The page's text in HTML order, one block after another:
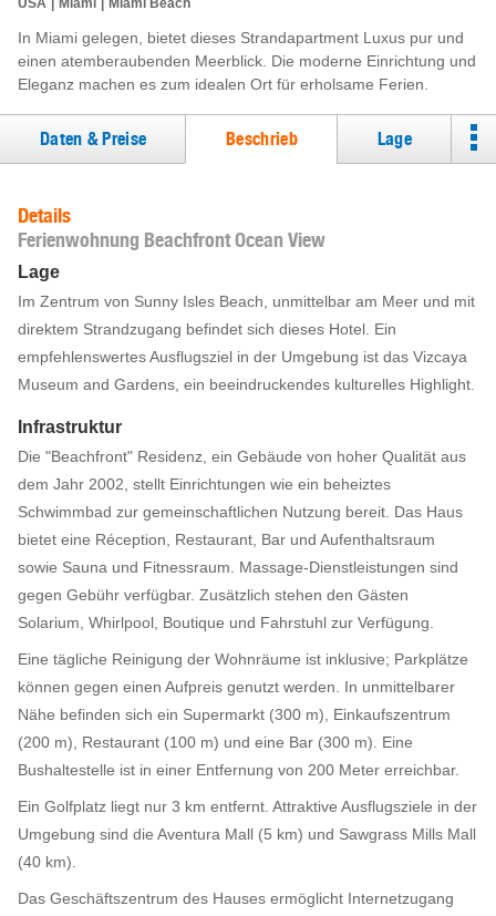
USA Miami Miami Beach
In Miami gelegen, bietet dieses Strandapartment Luxus pur und
einen atemberaubenden Meerblick. Die moderne Einrichtung und
Eleganz machen es zum idealen Ort für erholsame Ferien.
Daten & Preise Beschrieb Lage
Details
Ferienwohnung Beachfront Ocean View
Lage
Im Zentrum von Sunny Isles Beach, unmittelbar am Meer und mit
direktem Strandzugang befindet sich dieses Hotel. Ein
empfehlenswertes Ausflugsziel in der Umgebung ist das Vizcaya
Museum and Gardens, ein beeindruckendes kulturelles Highlight.
Infrastruktur
Die "Beachfront" Residenz, ein Gebäude von hoher Qualität aus
dem Jahr 2002, stellt Einrichtungen wie ein beheiztes
Schwimmbad zur gemeinschaftlichen Nutzung bereit. Das Haus
bietet eine Réception, Restaurant, Bar und Aufenthaltsraum
sowie Sauna und Fitnessraum. Massage-Dienstleistungen sind
gegen Gebühr verfügbar. Zusätzlich stehen den Gästen
Solarium, Whirlpool, Boutique und Fahrstuhl zur Verfügung.
Eine tägliche Reinigung der Wohnräume ist inklusive; Parkplätze
können gegen einen Aufpreis genutzt werden. In unmittelbarer
Nähe befinden sich ein Supermarkt (300 m), Einkaufszentrum
(200 m), Restaurant (100 m) und eine Bar (300 m). Eine
Bushaltestelle ist in einer Entfernung von 200 Meter erreichbar.
Ein Golfplatz liegt nur 3 km entfernt. Attraktive Ausflugsziele in der
Umgebung sind die Aventura Mall (5 km) und Sawgrass Mills Mall
(40 km).
Das Geschäftszentrum des Hauses ermöglicht Internetzugang